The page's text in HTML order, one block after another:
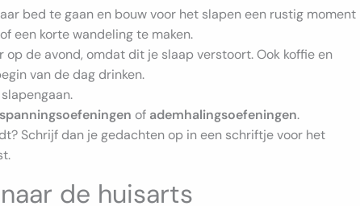
bed te gaan en bouw voor het slapen een rustig moment
een korte wandeling te maken.
op de avond, omdat dit je slaap verstoort. Ook koffie en
van de dag drinken.
of ademhalingsoefeningen.
Schrijf dan je gedachten op in een schriftje voor het
de huisarts